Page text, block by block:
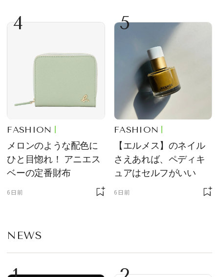
4
FASHION
メロンのような配色に
ひと目惚れ！ アニエス
ベーの定番財布
6日前
5
FASHION
【エルメス】のネイル
さえあれば、ペディキ
ュアはセルフがいい
6日前
NEWS